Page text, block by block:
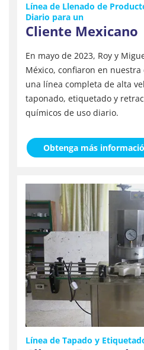
Línea de Llenado de
Diario para un
Cliente Mexicano
En mayo de 2023, Roy y
México, confiaron en
una línea completa de alta
taponado, etiquetado y
químicos de uso diario.
Obtenga más
Línea de Tapado y